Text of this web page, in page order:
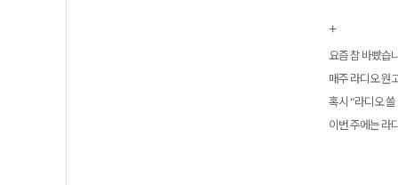
+
요즘 참 바빴습
매주 라디오 원
혹시 “라디오
이번 주에는 라